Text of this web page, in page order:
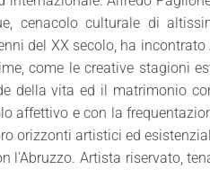
cenacolo culturale di
del XX secolo, ha incontrato
come le creative stagioni
della vita ed il matrimonio
affettivo e con la
orizzonti artistici ed
l’Abruzzo. Artista riservato,